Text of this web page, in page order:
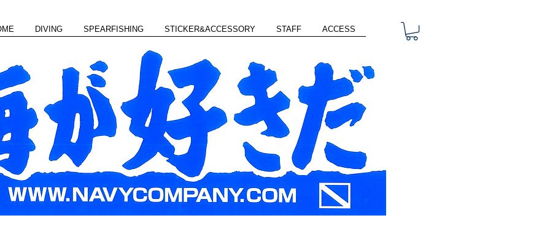
DIVING SPEARFISHING STICKER&ACCESSORY STAFF ACCESS